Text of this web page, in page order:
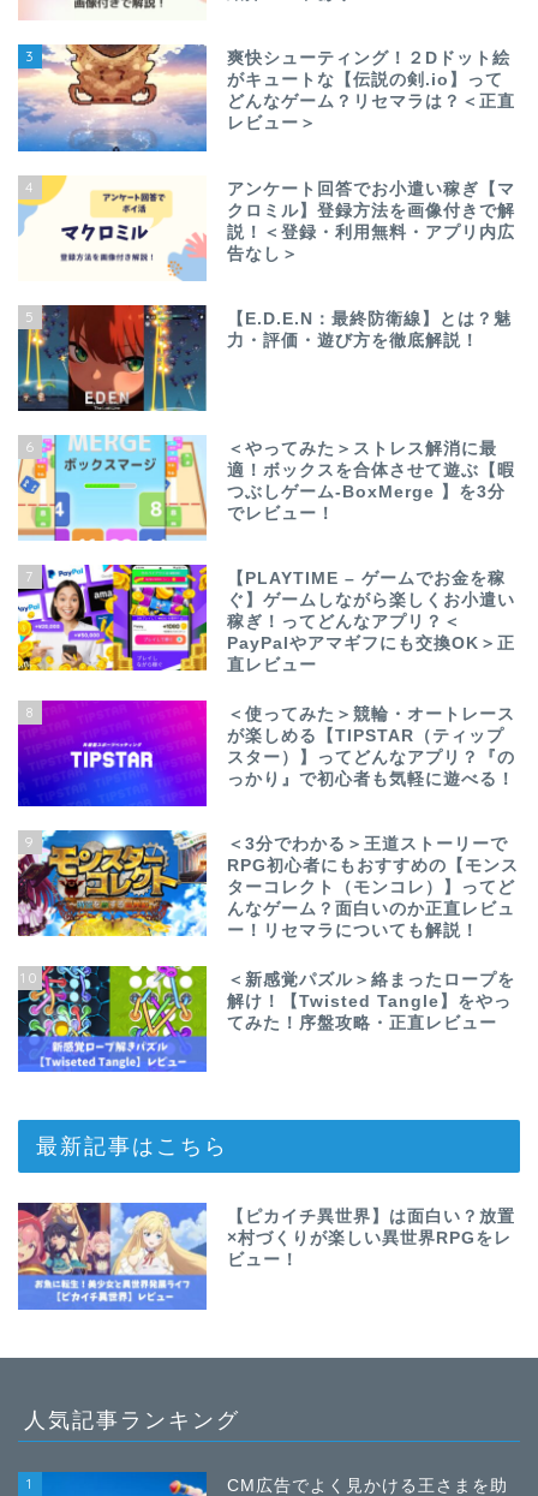
3
爽快シューティング！２Dドット絵
がキュートな【伝説の剣.io】って
どんなゲーム？リセマラは？＜正直
レビュー＞
4
アンケート回答でお小遣い稼ぎ【マ
クロミル】登録方法を画像付きで解
説！＜登録・利用無料・アプリ内広
告なし＞
5
【E.D.E.N：最終防衛線】とは？魅
力・評価・遊び方を徹底解説！
6
＜やってみた＞ストレス解消に最
適！ボックスを合体させて遊ぶ【暇
つぶしゲーム-BoxMerge 】を3分
でレビュー！
7
【PLAYTIME – ゲームでお金を稼
ぐ】ゲームしながら楽しくお小遣い
稼ぎ！ってどんなアプリ？＜
PayPalやアマギフにも交換OK＞正
直レビュー
8
＜使ってみた＞競輪・オートレース
が楽しめる【TIPSTAR（ティップ
スター）】ってどんなアプリ？『の
っかり』で初心者も気軽に遊べる！
9
＜3分でわかる＞王道ストーリーで
RPG初心者にもおすすめの【モンス
ターコレクト（モンコレ）】ってど
んなゲーム？面白いのか正直レビュ
ー！リセマラについても解説！
10
＜新感覚パズル＞絡まったロープを
解け！【Twisted Tangle】をやっ
てみた！序盤攻略・正直レビュー
最新記事はこちら
【ピカイチ異世界】は面白い？放置
×村づくりが楽しい異世界RPGをレ
ビュー！
人気記事ランキング
1
CM広告でよく見かける王さまを助